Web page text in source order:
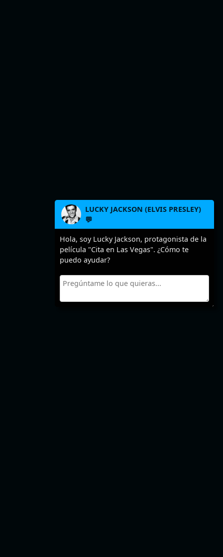
LUCKY JACKSON (ELVIS PRESLEY)
💬
Hola, soy Lucky Jackson, protagonista de la
película "Cita en Las Vegas". ¿Cómo te
puedo ayudar?